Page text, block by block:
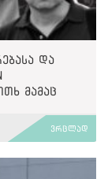
და
მამაც
ვრცლად